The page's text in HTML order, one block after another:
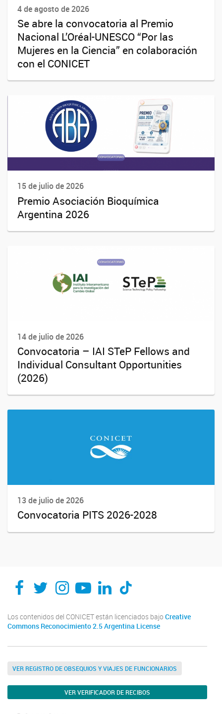
4 de agosto de 2026
Se abre la convocatoria al Premio
Nacional L’Oréal-UNESCO “Por las
Mujeres en la Ciencia” en colaboración
con el CONICET
15 de julio de 2026
Premio Asociación Bioquímica
Argentina 2026
14 de julio de 2026
Convocatoria – IAI STeP Fellows and
Individual Consultant Opportunities
(2026)
13 de julio de 2026
Convocatoria PITS 2026-2028
Los contenidos del CONICET están licenciados bajo Creative
Commons Reconocimiento 2.5 Argentina License
VER REGISTRO DE OBSEQUIOS Y VIAJES DE FUNCIONARIOS
VER VERIFICADOR DE RECIBOS